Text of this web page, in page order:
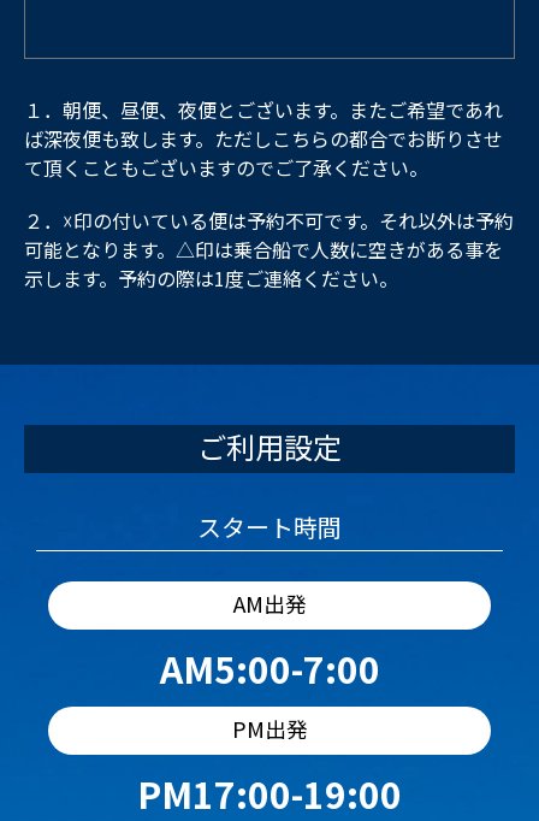
１．朝便、昼便、夜便とございます。またご希望であれ
ば深夜便も致します。ただしこちらの都合でお断りさせ
て頂くこともございますのでご了承ください。
２．☓印の付いている便は予約不可です。それ以外は予約
可能となります。△印は乗合船で人数に空きがある事を
示します。予約の際は1度ご連絡ください。
ご利用設定
スタート時間
AM出発
AM5:00-7:00
PM出発
PM17:00-19:00